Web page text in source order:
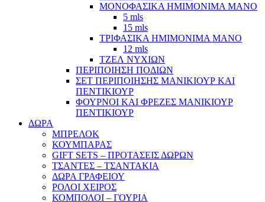
ΜΟΝΟΦΑΣΙΚΑ ΗΜΙΜΟΝΙΜΑ ΜΑΝΟ
5 mls
15 mls
ΤΡΙΦΑΣΙΚΑ ΗΜΙΜΟΝΙΜΑ ΜΑΝΟ
12 mls
ΤΖΕΛ ΝΥΧΙΩΝ
ΠΕΡΙΠΟΙΗΣΗ ΠΟΔΙΩΝ
ΣΕΤ ΠΕΡΙΠΟΙΗΣΗΣ ΜΑΝΙΚΙΟΥΡ ΚΑΙ
ΠΕΝΤΙΚΙΟΥΡ
ΦΟΥΡΝΟΙ ΚΑΙ ΦΡΕΖΕΣ ΜΑΝΙΚΙΟΥΡ
ΠΕΝΤΙΚΙΟΥΡ
ΔΩΡΑ
ΜΠΡΕΛΟΚ
ΚΟΥΜΠΑΡΑΣ
GIFT SETS – ΠΡΟΤΑΣΕΙΣ ΔΩΡΩΝ
ΤΣΑΝΤΕΣ – ΤΣΑΝΤΑΚΙΑ
ΔΩΡΑ ΓΡΑΦΕΙΟΥ
ΡΟΛΟΙ ΧΕΙΡΟΣ
ΚΟΜΠΟΛΟΙ – ΓΟΥΡΙΑ